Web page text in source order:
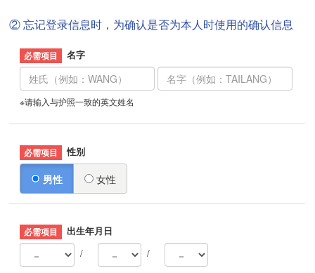
② 忘记登录信息时，为确认是否为本人时使用的确认信息
名字
※请输入与护照一致的英文姓名
性别
男性 女性
出生年月日
/
/